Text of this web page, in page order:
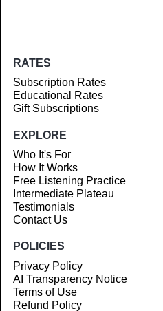
RATES
Subscription Rates
Educational Rates
Gift Subscriptions
EXPLORE
Who It's For
How It Works
Free Listening Practice
Intermediate Plateau
Testimonials
Contact Us
POLICIES
Privacy Policy
AI Transparency Notice
Terms of Use
Refund Policy